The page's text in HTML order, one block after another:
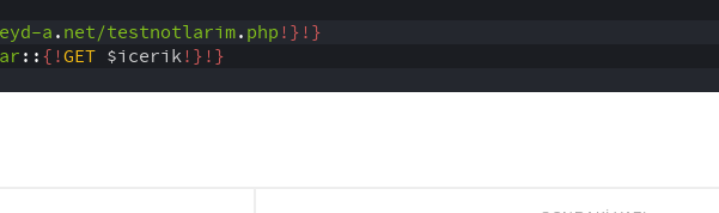
a.net/testnotlarim.php!}!}
::{!GET $icerik!}!}